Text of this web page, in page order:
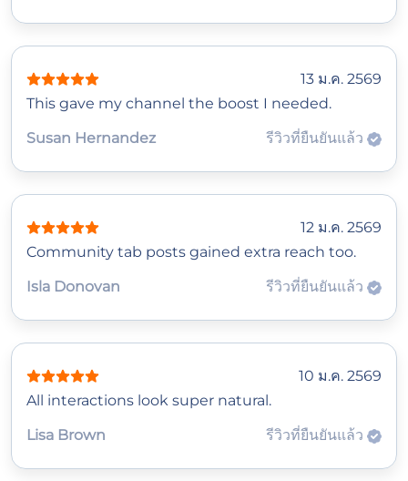
13 ม.ค. 2569
This gave my channel the boost I needed.
Susan Hernandez
รีวิวที่ยืนยันแล้ว
12 ม.ค. 2569
Community tab posts gained extra reach too.
Isla Donovan
รีวิวที่ยืนยันแล้ว
10 ม.ค. 2569
All interactions look super natural.
Lisa Brown
รีวิวที่ยืนยันแล้ว